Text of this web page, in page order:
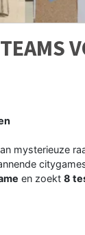
mysterieuze
en zoekt 8